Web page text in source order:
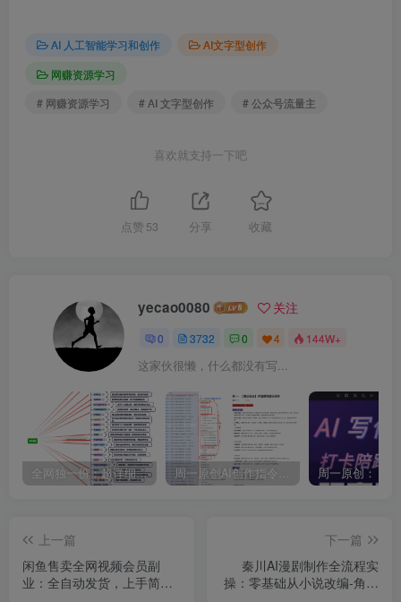
AI 人工智能学习和创作
AI文字型创作
网赚资源学习
# 网赚资源学习
# AI 文字型创作 # 公众号流量主
喜欢就支持一下吧
点赞 53 分享 收藏
yecao0080 关注
0 3732 0 4 144W+
这家伙很懒，什么都没有写...
全网独一份：超详细的40+个自媒体赛道领域解析手册，让你的内容创作不再局限！ 周一原创AI创作指令词：30+个领域赛道的创作提示词集合
上一篇
闲鱼售卖全网视频会员副
业：全自动发货，上手简
下一篇
秦川AI漫剧制作全流程实
操：零基础从小说改编-角色